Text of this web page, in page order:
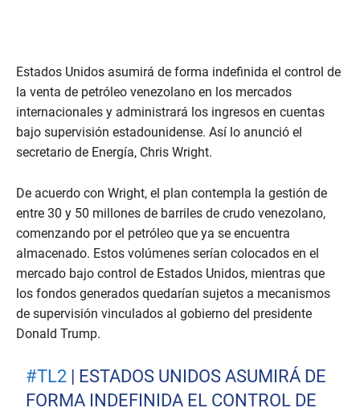
Estados Unidos asumirá de forma indefinida el control de
la venta de petróleo venezolano en los mercados
internacionales y administrará los ingresos en cuentas
bajo supervisión estadounidense. Así lo anunció el
secretario de Energía, Chris Wright.
De acuerdo con Wright, el plan contempla la gestión de
entre 30 y 50 millones de barriles de crudo venezolano,
comenzando por el petróleo que ya se encuentra
almacenado. Estos volúmenes serían colocados en el
mercado bajo control de Estados Unidos, mientras que
los fondos generados quedarían sujetos a mecanismos
de supervisión vinculados al gobierno del presidente
Donald Trump.
#TL2 | ESTADOS UNIDOS ASUMIRÁ DE
FORMA INDEFINIDA EL CONTROL DE